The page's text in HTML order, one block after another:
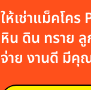
ให้เช่าแม็คโค
หิน ดิน ทราย ลู
จ่าย งานดี มีคุ